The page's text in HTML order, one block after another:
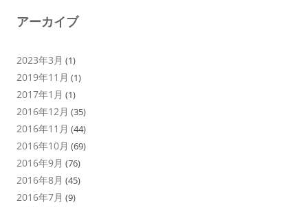
アーカイブ
2023年3月 (1)
2019年11月 (1)
2017年1月 (1)
2016年12月 (35)
2016年11月 (44)
2016年10月 (69)
2016年9月 (76)
2016年8月 (45)
2016年7月 (9)